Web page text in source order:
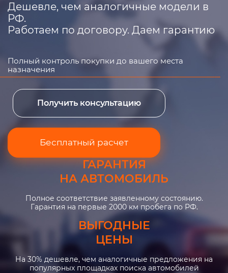
Дешевле, чем аналогичные модели в
РФ.
Работаем по договору. Даем гарантию
Полный контроль покупки до вашего места
назначения
Получить консультацию
Бесплатный расчет
ГАРАНТИЯ
НА АВТОМОБИЛЬ
Полное соответствие заявленному состоянию.
Гарантия на первые 2000 км пробега по РФ.
ВЫГОДНЫЕ
ЦЕНЫ
На 30% дешевле, чем аналогичные предложения на
популярных площадках поиска автомобилей